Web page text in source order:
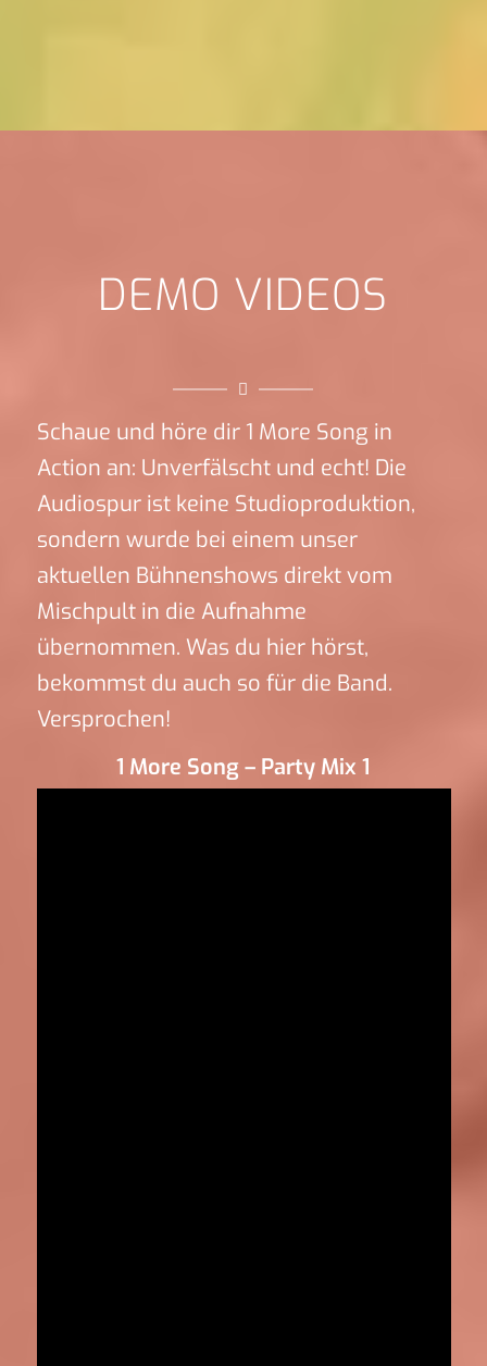
DEMO VIDEOS
Schaue und höre dir 1 More Song in
Action an: Unverfälscht und echt! Die
Audiospur ist keine Studioproduktion,
sondern wurde bei einem unser
aktuellen Bühnenshows direkt vom
Mischpult in die Aufnahme
übernommen. Was du hier hörst,
bekommst du auch so für die Band.
Versprochen!
1 More Song – Party Mix 1